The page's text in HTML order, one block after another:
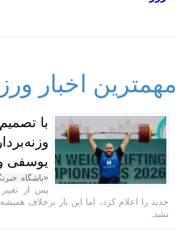
مهمترین اخبار
با
یوسفی
«باشگاه
پس از تغییر
جدید را اعلام کرد، اما این بار برخلاف
نشد.